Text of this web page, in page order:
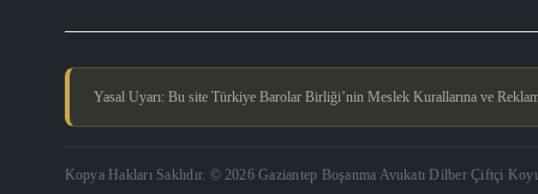
Yasal Uyarı: Bu site Türkiye Barolar Birliği’nin Meslek Kurallarına ve
Kopya Hakları Saklıdır. © 2026 Gaziantep Boşanma Avukatı Dilber Çiftçi